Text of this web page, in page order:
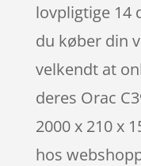
lovpligtige 14
du køber din
velkendt at
deres Orac
2000 x 210 x
hos